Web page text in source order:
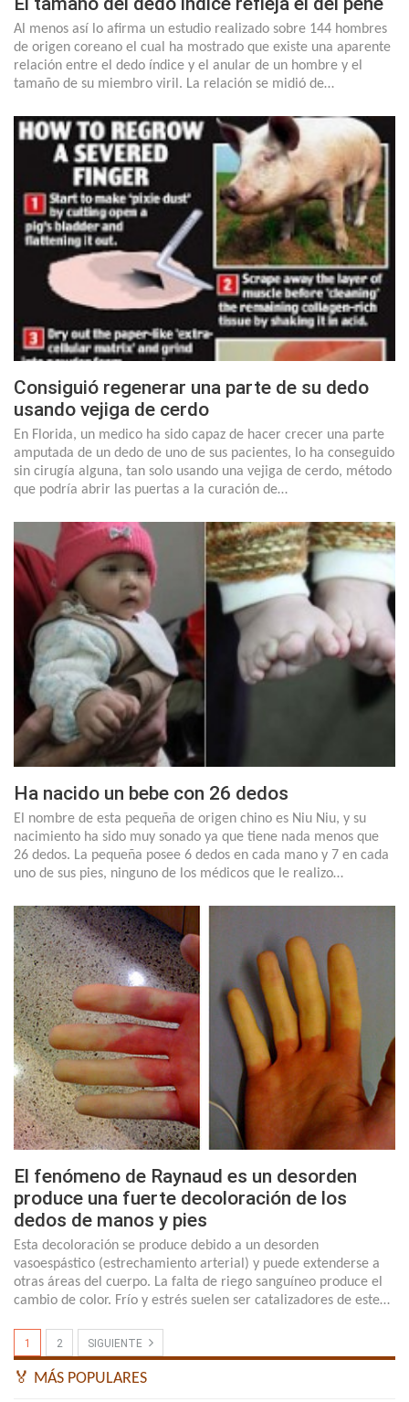
Al menos así lo afirma un estudio realizado sobre 144 hombres
de origen coreano el cual ha mostrado que existe una aparente
relación entre el dedo índice y el anular de un hombre y el
tamaño de su miembro viril. La relación se midió de…
Consiguió regenerar una parte de su dedo
usando vejiga de cerdo
En Florida, un medico ha sido capaz de hacer crecer una parte
amputada de un dedo de uno de sus pacientes, lo ha conseguido
sin cirugía alguna, tan solo usando una vejiga de cerdo, método
que podría abrir las puertas a la curación de…
Ha nacido un bebe con 26 dedos
El nombre de esta pequeña de origen chino es Niu Niu, y su
nacimiento ha sido muy sonado ya que tiene nada menos que
26 dedos. La pequeña posee 6 dedos en cada mano y 7 en cada
uno de sus pies, ninguno de los médicos que le realizo…
El fenómeno de Raynaud es un desorden
produce una fuerte decoloración de los
dedos de manos y pies
Esta decoloración se produce debido a un desorden
vasoespástico (estrechamiento arterial) y puede extenderse a
otras áreas del cuerpo. La falta de riego sanguíneo produce el
cambio de color. Frío y estrés suelen ser catalizadores de este…
1 2 SIGUIENTE
🏅 MÁS POPULARES